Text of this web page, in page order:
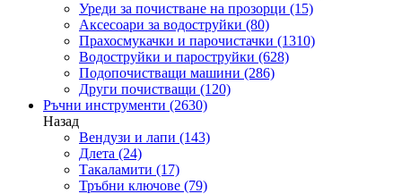
Уреди за почистване на прозорци (15)
Аксесоари за водоструйки (80)
Прахосмукачки и парочистачки (1310)
Водоструйки и пароструйки (628)
Подопочистващи машини (286)
Други почистващи (120)
Ръчни инструменти (2630)
Назад
Вендузи и лапи (143)
Длета (24)
Такаламити (17)
Тръбни ключове (79)